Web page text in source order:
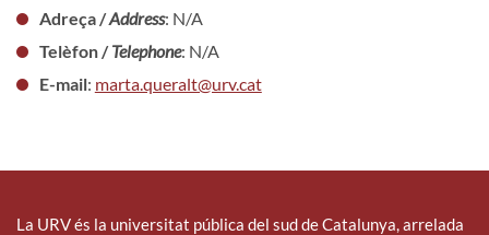
Adreça /Address: N/A
Telèfon /Telephone: N/A
E-mail: marta.queralt@urv.cat
La URV és la universitat pública del sud de Catalunya, arrelada